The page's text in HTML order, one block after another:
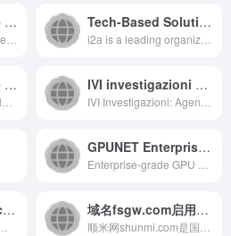
The domain name PTBC.COM. Tech-Based Solutions for Travel, Wellness, E-Commerce, & Fintech | I2a Technologies
The domain name NNYG.COM. IVI investigazioni – Agenzia Investigativa leader in Italia
GPUNET Enterprise — GPU Compute for Business
钻石米zuanshimi.com|域名出售|主要为客户提供域名购买，域名中介担保等服务。 域名fsgw.com启用了顺米网shunmi.com的DNS服务!!!